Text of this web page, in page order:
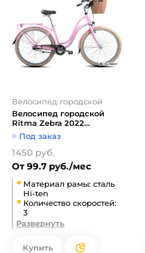
Велосипед городской
Велосипед городской
Ritma Zebra 2022
(розовый)
Под заказ
1450 руб.
От 99.7 руб./мес
Материал рамы: сталь
Hi-ten
Количество скоростей:
3
Развернуть
Купить